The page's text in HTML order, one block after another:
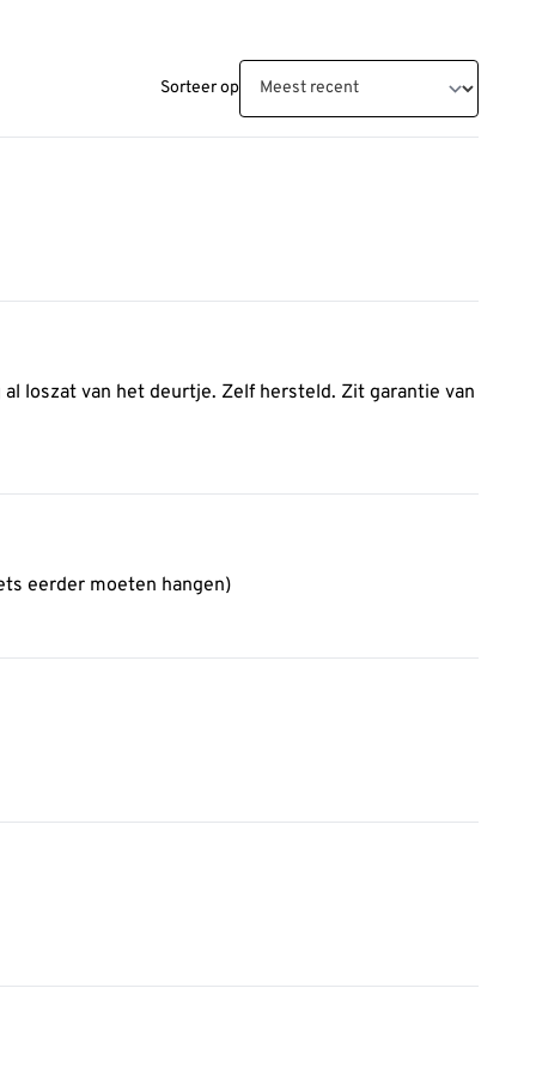
Sorteer op
loszat van het deurtje. Zelf hersteld. Zit garantie van
eerder moeten hangen)